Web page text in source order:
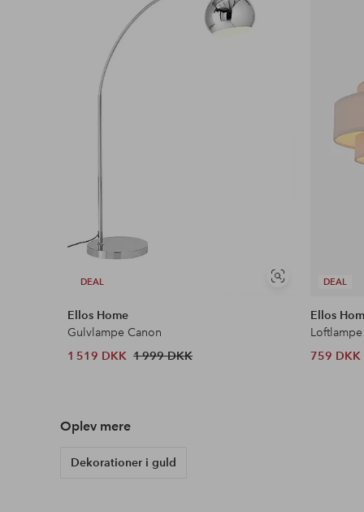
DEAL
Se
Ellos Home
Gulvlampe Canon
1 519 DKK 1 999 DKK
DEAL
Ellos
759 DKK
Oplev mere
Dekorationer i guld